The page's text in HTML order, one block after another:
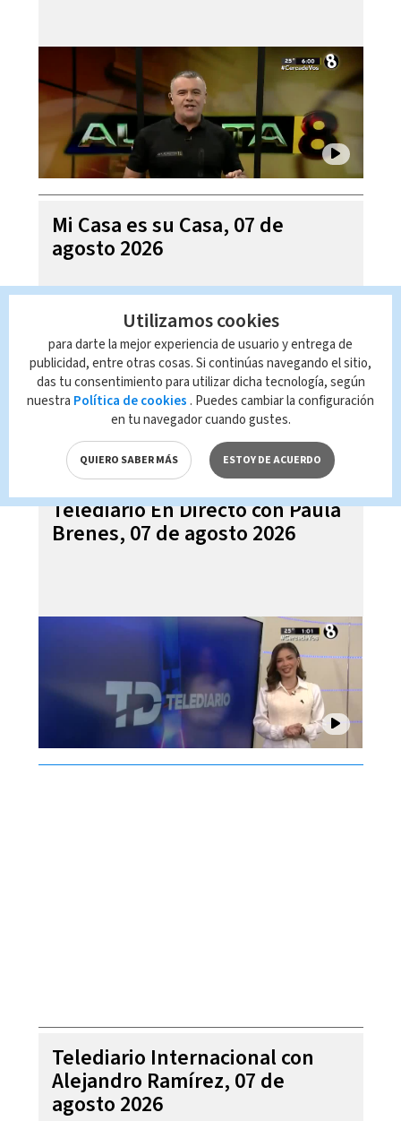
Mi Casa es su Casa, 07 de
agosto 2026
Telediario En Directo con Paula
Brenes, 07 de agosto 2026
Telediario Internacional con
Alejandro Ramírez, 07 de
agosto 2026
Utilizamos cookies
para darte la mejor experiencia de usuario y entrega de
publicidad, entre otras cosas. Si continúas navegando el sitio,
das tu consentimiento para utilizar dicha tecnología, según
nuestra Política de cookies . Puedes cambiar la configuración
en tu navegador cuando gustes.
QUIERO SABER MÁS ESTOY DE ACUERDO